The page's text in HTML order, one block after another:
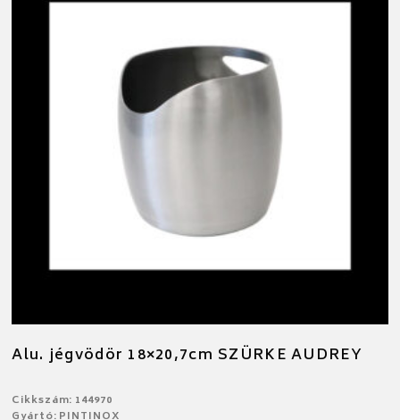
Alu. jégvödör 18×20,7cm SZÜRKE AUDREY
Cikkszám: 144970